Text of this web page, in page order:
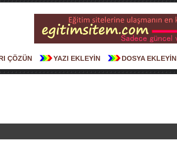
DOSYA EKLEYİN
YAZI EKLEYİN
ÇÖZÜN